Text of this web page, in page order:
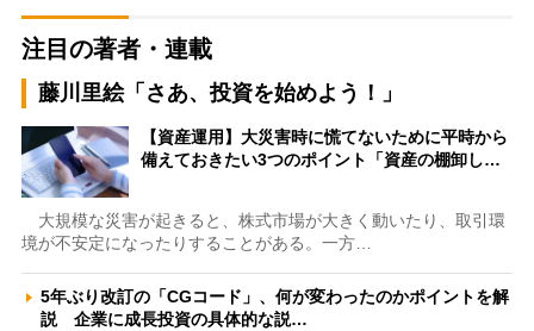
注目の著者・連載
藤川里絵「さあ、投資を始めよう！」
【資産運用】大災害時に慌てないために平時から
備えておきたい3つのポイント「資産の棚卸し…
大規模な災害が起きると、株式市場が大きく動いたり、取引環
境が不安定になったりすることがある。一方…
5年ぶり改訂の「CGコード」、何が変わったのかポイントを解
説 企業に成長投資の具体的な説…